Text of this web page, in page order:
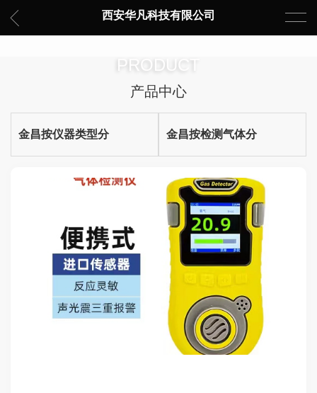
西安华凡科技有限公司
PRODUCT
产品中心
金昌按仪器类型分 金昌按检测气体分